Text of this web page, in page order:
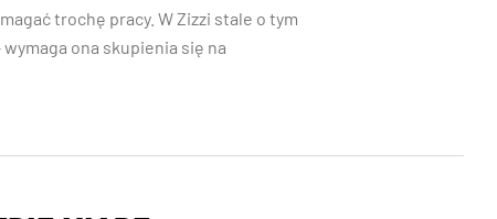
trochę pracy. W Zizzi stale o tym
ona skupienia się na